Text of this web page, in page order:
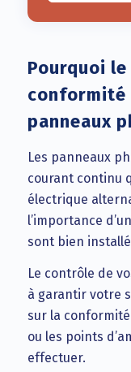
Pourquoi
conformité
panneaux
Les panneaux
courant continu
électrique
l’importance
sont bien
Le contrôle de
à garantir votre
sur la
ou les points
effectuer.